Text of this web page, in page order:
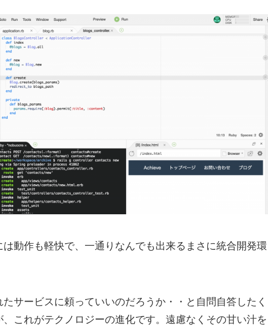
動作も軽快で、一通りなんでも出来るまさに統合開発環
サービスに頼っていいのだろうか・・と自問自答したく
これがテクノロジーの進化です。遠慮なくその甘い汁を